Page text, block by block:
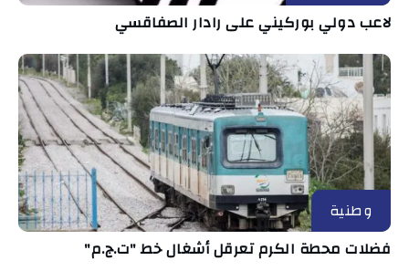
لاعب دولي بوركيني على رادار الصفاقسي
وطنية
فضلات محطة الكرم تعرقل أشغال خط "ت.ج.م"